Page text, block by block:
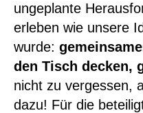
ungeplante
erleben wie unsere
wurde:
den Tisch decken,
nicht zu vergessen,
dazu! Für die